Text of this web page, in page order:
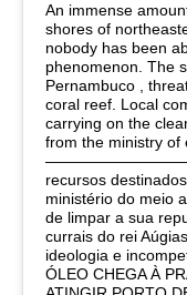
An immense
shores of
nobody has been
phenomenon. The
Pernambuco ,
coral reef. Local
carrying on the
from the ministry of
recursos
ministério do meio
de limpar a sua
currais do rei
ideologia e
ÓLEO CHEGA À